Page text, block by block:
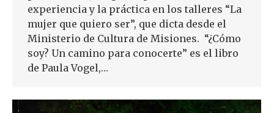
experiencia y la práctica en los talleres “La
mujer que quiero ser”, que dicta desde el
Ministerio de Cultura de Misiones. “¿Cómo
soy? Un camino para conocerte” es el libro
de Paula Vogel,…